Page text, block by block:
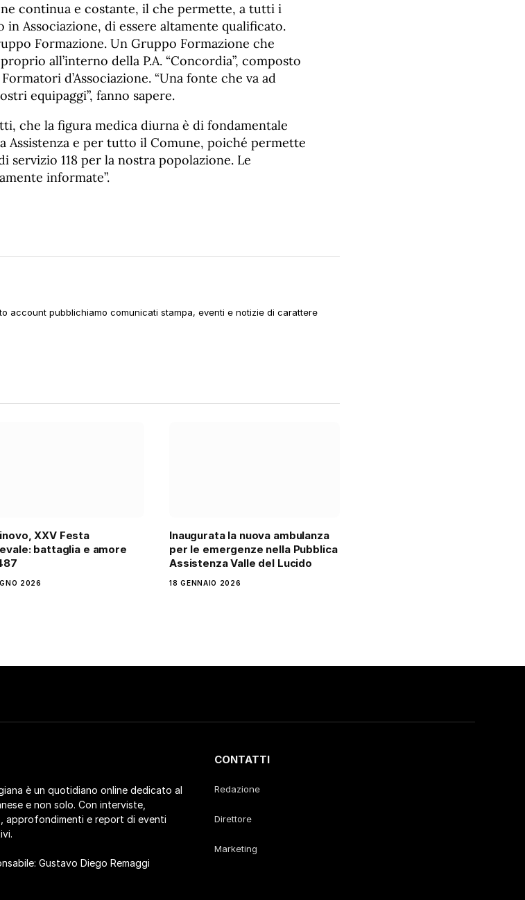
continua e costante, il che permette, a tutti i
Associazione, di essere altamente qualificato.
Formazione. Un Gruppo Formazione che
all’interno della P.A. “Concordia”, composto
d’Associazione. “Una fonte che va ad
equipaggi”, fanno sapere.
che la figura medica diurna è di fondamentale
Assistenza e per tutto il Comune, poiché permette
servizio 118 per la nostra popolazione. Le
informate”.
account pubblichiamo comunicati stampa, eventi e notizie di carattere
XXV Festa
battaglia e amore
2026
Inaugurata la nuova ambulanza
per le emergenze nella Pubblica
Assistenza Valle del Lucido
18 GENNAIO 2026
è un quotidiano online dedicato al
e non solo. Con interviste,
approfondimenti e report di eventi
Gustavo Diego Remaggi
CONTATTI
Redazione
Direttore
Marketing